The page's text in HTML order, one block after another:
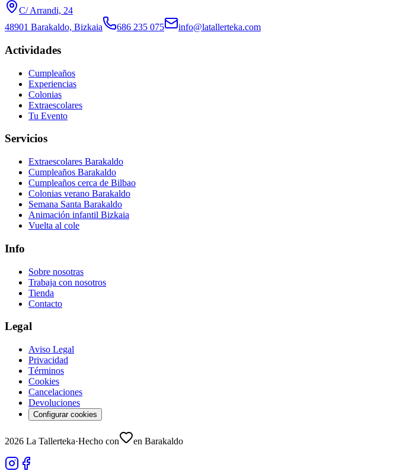
C/ Arrandi, 24
48901 Barakaldo, Bizkaia
686 235 075 info@latallerteka.com
Actividades
Cumpleaños
Experiencias
Colonias
Extraescolares
Tu Evento
Servicios
Extraescolares Barakaldo
Cumpleaños Barakaldo
Cumpleaños cerca de Bilbao
Colonias verano Barakaldo
Semana Santa Barakaldo
Animación infantil Bizkaia
Vuelta al cole
Info
Sobre nosotras
Trabaja con nosotros
Tienda
Contacto
Legal
Aviso Legal
Privacidad
Términos
Cookies
Cancelaciones
Devoluciones
Configurar cookies
2026 La Tallerteka·Hecho con en Barakaldo